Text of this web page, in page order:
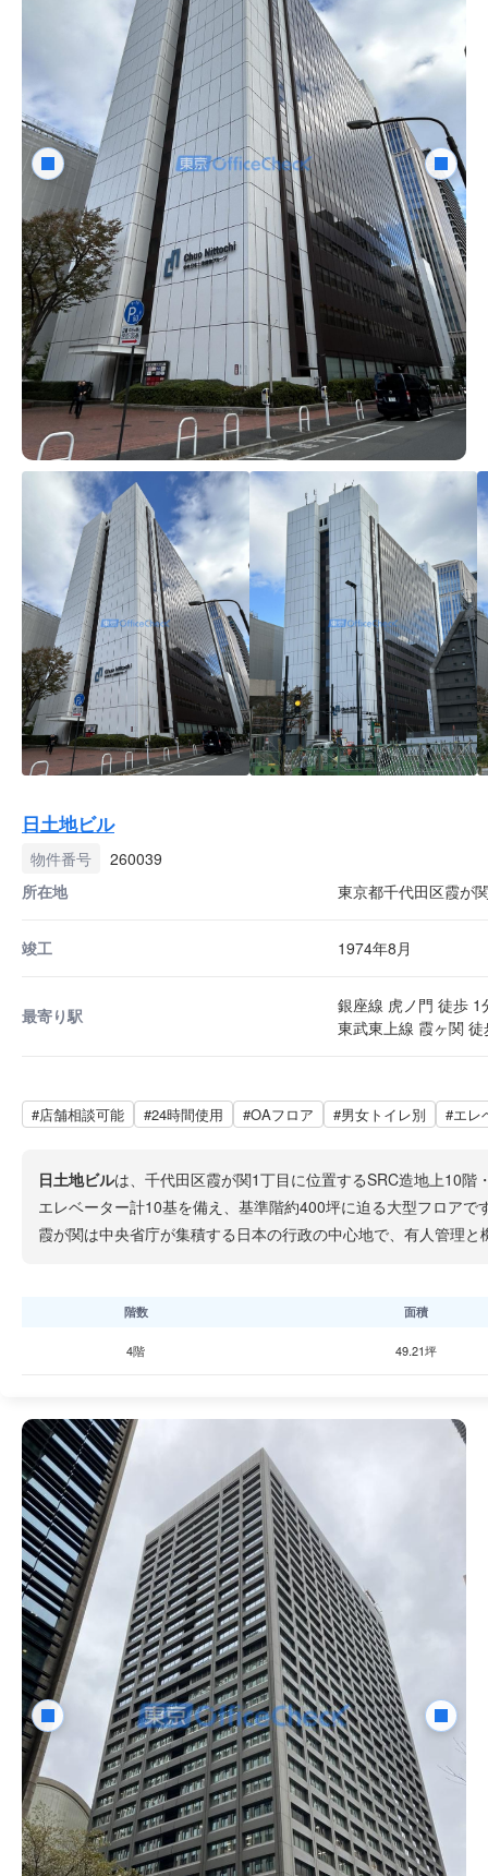
日土地ビル
物件番号
260039
所在地
東京都千代田区霞が
竣工 1974年8月
最寄り駅
銀座線 虎ノ門 徒歩 1
東武東上線 霞ヶ関
#店舗相談可能 #24時間使用 #OAフロア #男女トイレ別 #エレ
日土地ビルは、千代田区霞が関1丁目に位置するSRC造地上10
エレベーター計10基を備え、基準階約400坪に迫る大型フロアで
霞が関は中央省庁が集積する日本の行政の中心地で、有人管理
階数 面積
4階 49.21坪